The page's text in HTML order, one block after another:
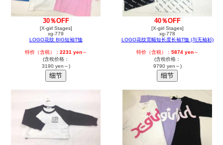
30％OFF
[X-girl Stages]
xg-779
LOGO花纹 BIG短袖T恤
特价（含税）： 2231 yen～
(含稅价格：
3190 yen～)
40％OFF
[X-girl Stages]
xg-778
LOGO花纹宽幅短长度长袖T恤 (与无袖衫)
特价（含税）： 5874 yen～
(含稅价格：
9790 yen～)